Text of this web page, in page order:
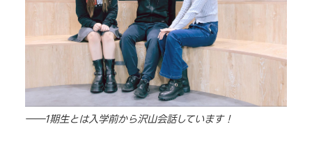
――1期生とは入学前から沢山会話しています！